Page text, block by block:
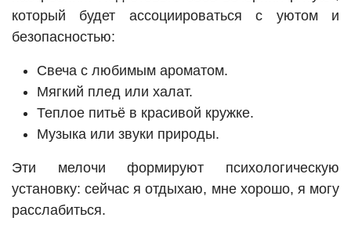
который будет ассоциироваться с уютом и
безопасностью:
Свеча с любимым ароматом.
Мягкий плед или халат.
Теплое питьё в красивой кружке.
Музыка или звуки природы.
Эти мелочи формируют психологическую
установку: сейчас я отдыхаю, мне хорошо, я могу
расслабиться.